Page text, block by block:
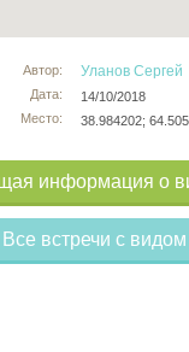
Автор:
Дата:
Место:
Уланов Сергей
14/10/2018
38.984202;
информация о
Все встречи с видом